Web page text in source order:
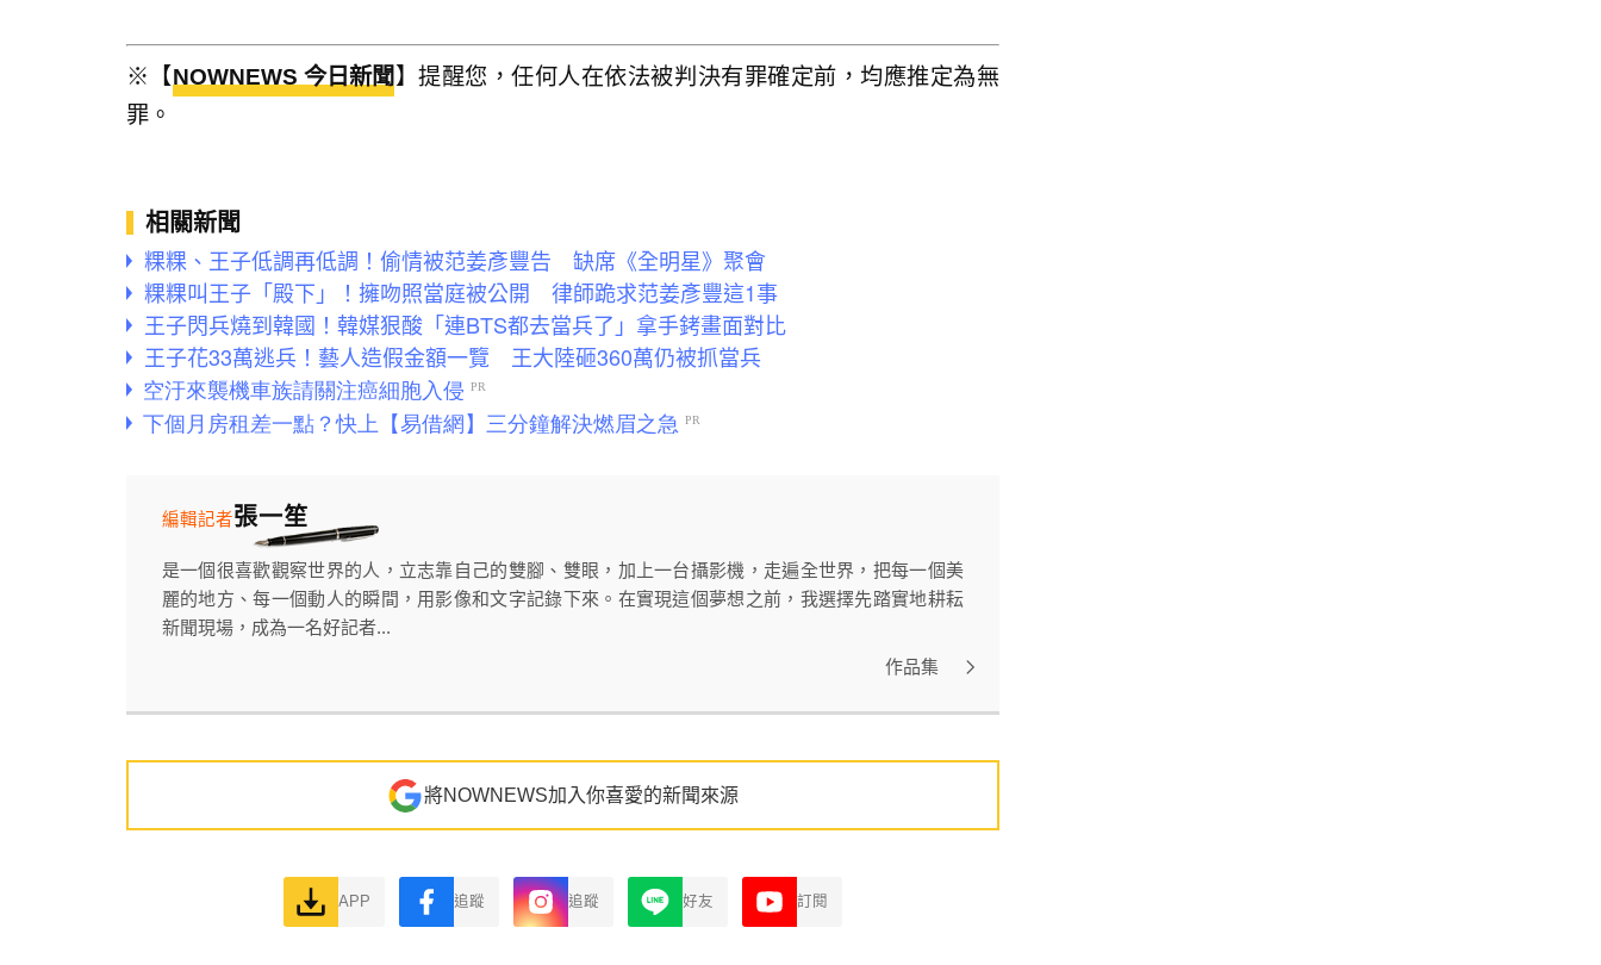
※【NOWNEWS 今日新聞 】提醒您，任何人在依法被判決有罪確定前，均應推定為無
罪。
相關新聞
粿粿、王子低調再低調！偷情被范姜彥豐告 缺席《全明星》聚會
粿粿叫王子「殿下」！擁吻照當庭被公開 律師跪求范姜彥豐這1事
王子閃兵燒到韓國！韓媒狠酸「連BTS都去當兵了」拿手銬畫面對比
王子花33萬逃兵！藝人造假金額一覽 王大陸砸360萬仍被抓當兵
張一笙
編輯記者
是一個很喜歡觀察世界的人，立志靠自己的雙腳、雙眼，加上一台攝影機，走遍全世界，把每一個美
麗的地方、每一個動人的瞬間，用影像和文字記錄下來。在實現這個夢想之前，我選擇先踏實地耕耘
新聞現場，成為一名好記者...
作品集
將NOWNEWS加入你喜愛的新聞來源
APP 追蹤 追蹤 好友 訂閱